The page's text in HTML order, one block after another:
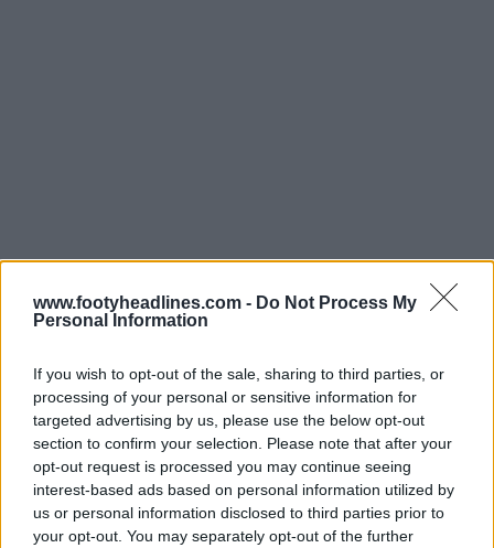
www.footyheadlines.com - Do Not Process My
Personal Information
If you wish to opt-out of the sale, sharing to third parties, or
processing of your personal or sensitive information for
targeted advertising by us, please use the below opt-out
section to confirm your selection. Please note that after your
opt-out request is processed you may continue seeing
interest-based ads based on personal information utilized by
us or personal information disclosed to third parties prior to
your opt-out. You may separately opt-out of the further